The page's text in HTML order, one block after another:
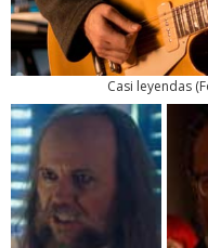
Casi leyendas (